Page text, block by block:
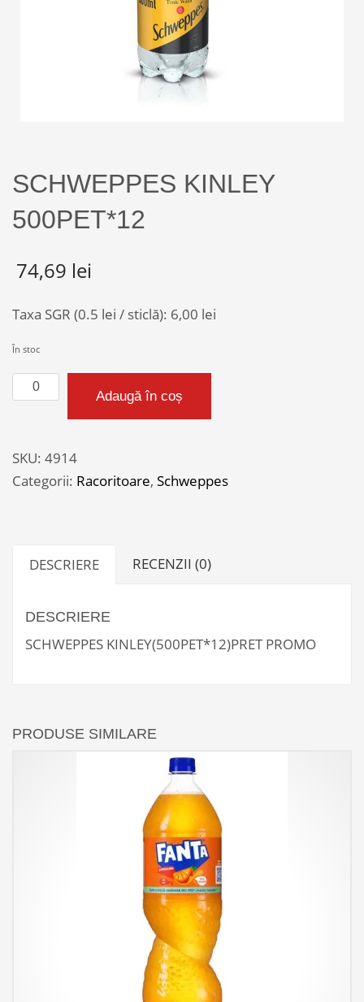
SCHWEPPES KINLEY
500PET*12
74,69 lei
Taxa SGR (0.5 lei / sticlă): 6,00 lei
În stoc
Cantitate
SCHWEPPES
500PET*12
Adaugă în coș
SKU: 4914
Categorii: Racoritoare, Schweppes
DESCRIERE RECENZII (0)
DESCRIERE
SCHWEPPES KINLEY(500PET*12)PRET PROMO
PRODUSE SIMILARE